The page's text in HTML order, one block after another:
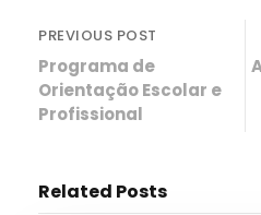
PREVIOUS POST
Programa de
Orientação Escolar e
Profissional
Related Posts